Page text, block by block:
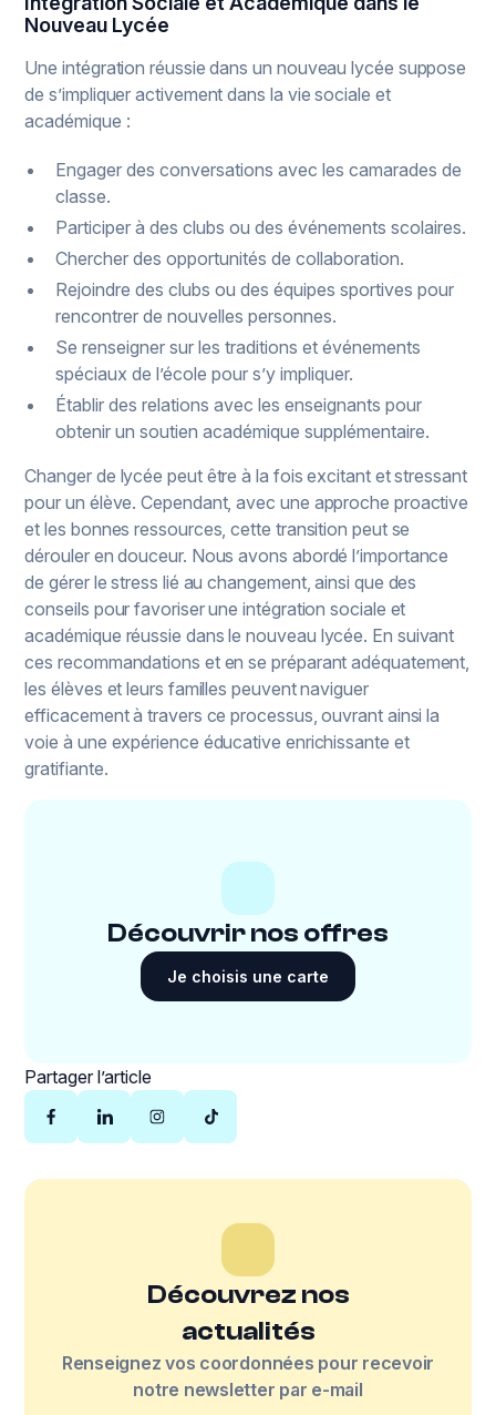
Découvrir nos offres
Je choisis une carte
Partager l’article
Nouveau Lycée
Une intégration réussie dans un nouveau lycée suppose
de s’impliquer activement dans la vie sociale et
académique :
Engager des conversations avec les camarades de
classe.
Participer à des clubs ou des événements scolaires.
Chercher des opportunités de collaboration.
Rejoindre des clubs ou des équipes sportives pour
rencontrer de nouvelles personnes.
Se renseigner sur les traditions et événements
spéciaux de l’école pour s’y impliquer.
Établir des relations avec les enseignants pour
obtenir un soutien académique supplémentaire.
Changer de lycée peut être à la fois excitant et stressant
pour un élève. Cependant, avec une approche proactive
et les bonnes ressources, cette transition peut se
dérouler en douceur. Nous avons abordé l’importance
de gérer le stress lié au changement, ainsi que des
conseils pour favoriser une intégration sociale et
académique réussie dans le nouveau lycée. En suivant
ces recommandations et en se préparant adéquatement,
les élèves et leurs familles peuvent naviguer
efficacement à travers ce processus, ouvrant ainsi la
voie à une expérience éducative enrichissante et
gratifiante.
Découvrez nos
actualités
Renseignez vos coordonnées pour recevoir
notre newsletter par e-mail